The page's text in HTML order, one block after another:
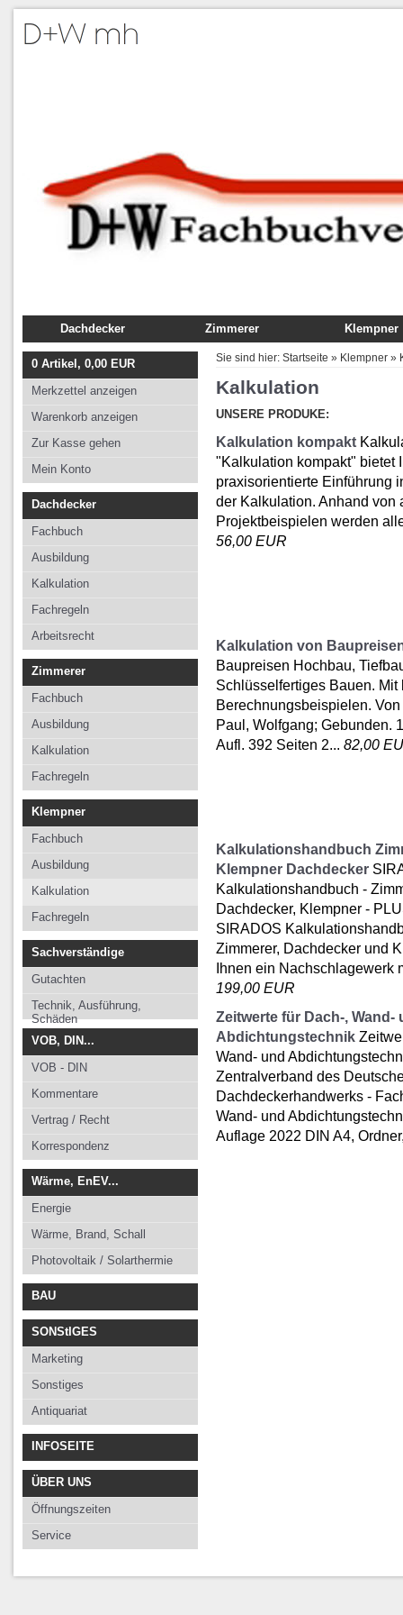
Dachdecker
Fachbuch
Ausbildung
Kalkulation
Fachregeln
Arbeitsrecht
Zimmerer
Fachbuch
Ausbildung
Kalkulation
Fachregeln
Klempner
Fachbuch
Fachregeln
0 Artikel, 0,00 EUR
Merkzettel anzeigen
Warenkorb anzeigen
Zur Kasse gehen
Mein Konto
Dachdecker
Fachbuch
Ausbildung
Kalkulation
Fachregeln
Arbeitsrecht
Zimmerer
Fachbuch
Ausbildung
Kalkulation
Fachregeln
Klempner
Fachbuch
Ausbildung
Kalkulation
Fachregeln
Sachverständige
Gutachten
Technik, Ausführung,
Schäden
VOB, DIN...
VOB - DIN
Kommentare
Vertrag / Recht
Korrespondenz
Wärme, EnEV...
Energie
Wärme, Brand, Schall
Photovoltaik / Solarthermie
BAU
SONStIGES
Marketing
Sonstiges
Antiquariat
INFOSEITE
ÜBER UNS
Öffnungszeiten
Service
Sie sind hier: Startseite » Klempner »
Kalkulation
UNSERE PRODUKE:
Kalkulation kompakt
"Kalkulation kompakt" bietet
praxisorientierte Einführung
der Kalkulation. Anhand von
Projektbeispielen werden
56,00 EUR
Kalkulation von
Baupreisen Hochbau,
Schlüsselfertiges Bauen. Mit
Berechnungsbeispielen.
Paul, Wolfgang; Gebunden.
Aufl. 392 Seiten 2... 82,00
Kalkulationshandbuch
Klempner Dachdecker
Kalkulationshandbuch -
Dachdecker, Klempner -
SIRADOS
Zimmerer, Dachdecker und
Ihnen ein Nachschlagewerk
199,00 EUR
Zeitwerte für Dach-, Wand-
Abdichtungstechnik
Wand- und
Zentralverband des
Dachdeckerhandwerks -
Wand- und
Auflage 2022 DIN A4,